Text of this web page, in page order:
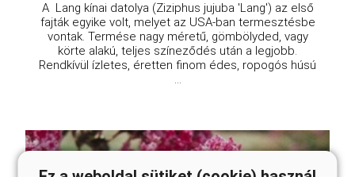
A Lang kínai datolya (Ziziphus jujuba 'Lang') az első
fajták egyike volt, melyet az USA-ban termesztésbe
vontak. Termése nagy méretű, gömbölyded, vagy
körte alakú, teljes színeződés után a legjobb.
Rendkívül ízletes, éretten finom édes, ropogós húsú
...